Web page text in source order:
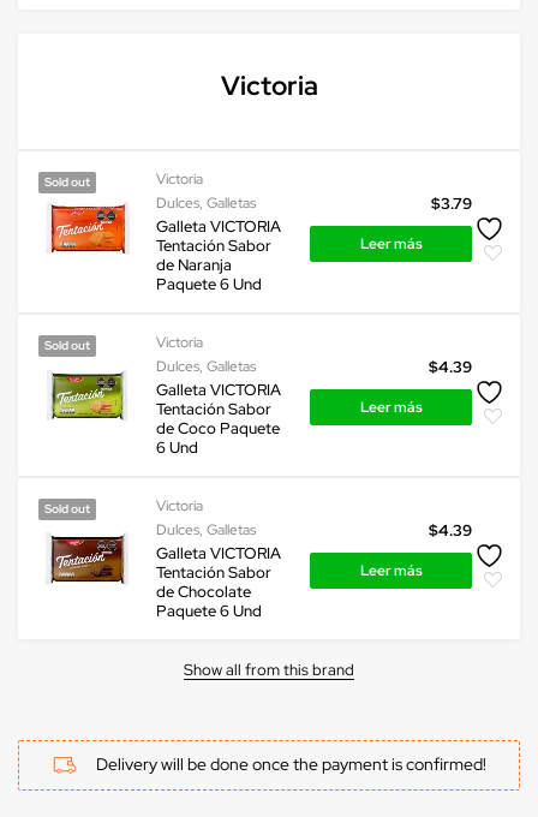
Victoria
Sold out
Victoria
Dulces,Galletas
Galleta VICTORIA
Tentación Sabor
de Naranja
Paquete 6 Und
$3.79
Leer más
Sold out
Victoria
Dulces,Galletas
Galleta VICTORIA
Tentación Sabor
de Coco Paquete
6 Und
$4.39
Leer más
Sold out
Victoria
Dulces,Galletas
Galleta VICTORIA
Tentación Sabor
de Chocolate
Paquete 6 Und
$4.39
Leer más
Show all from this brand
Delivery will be done once the payment is confirmed!